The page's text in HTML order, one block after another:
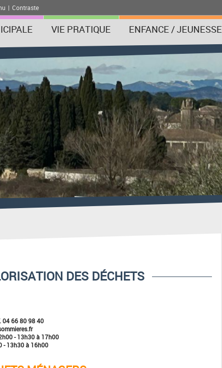
| Contraste
VIE PRATIQUE ENFANCE / JEUNESSE
DES DÉCHETS
04 66 80 98 40
- 13h30 à 17h00
- 13h30 à 16h00